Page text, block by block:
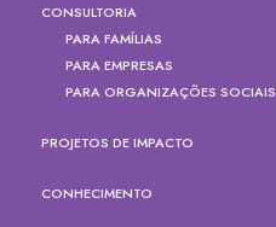
CONSULTORIA
PARA FAMÍLIAS
PARA EMPRESAS
PARA ORGANIZAÇÕES SOCIAIS
PROJETOS DE IMPACTO
CONHECIMENTO